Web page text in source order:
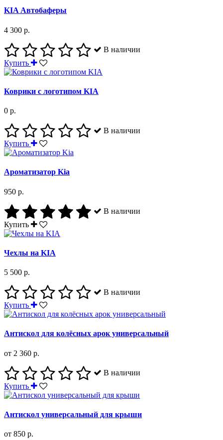
KIA Автобаферы
4 300 р.
В наличии
Купить
Коврики с логотипом KIA
0 р.
В наличии
Купить
Ароматизатор Kia
950 р.
В наличии
Купить
Чехлы на KIA
5 500 р.
В наличии
Купить
Антискол для колёсных арок универсальный
от 2 360 р.
В наличии
Купить
Антискол универсальный для крыши
от 850 р.